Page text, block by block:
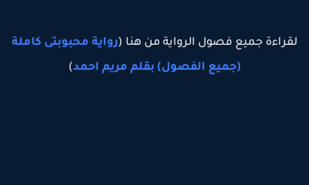
لقراءة جميع فصول الرواية من هنا (رواية محبوبتى كاملة
(جميع الفصول) بقلم مريم احمد)